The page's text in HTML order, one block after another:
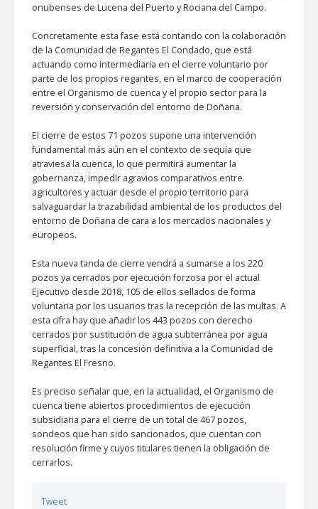
onubenses de Lucena del Puerto y Rociana del Campo.
Concretamente esta fase está contando con la colaboración
de la Comunidad de Regantes El Condado, que está
actuando como intermediaria en el cierre voluntario por
parte de los propios regantes, en el marco de cooperación
entre el Organismo de cuenca y el propio sector para la
reversión y conservación del entorno de Doñana.
El cierre de estos 71 pozos supone una intervención
fundamental más aún en el contexto de sequía que
atraviesa la cuenca, lo que permitirá aumentar la
gobernanza, impedir agravios comparativos entre
agricultores y actuar desde el propio territorio para
salvaguardar la trazabilidad ambiental de los productos del
entorno de Doñana de cara a los mercados nacionales y
europeos.
Esta nueva tanda de cierre vendrá a sumarse a los 220
pozos ya cerrados por ejecución forzosa por el actual
Ejecutivo desde 2018, 105 de ellos sellados de forma
voluntaria por los usuarios tras la recepción de las multas. A
esta cifra hay que añadir los 443 pozos con derecho
cerrados por sustitución de agua subterránea por agua
superficial, tras la concesión definitiva a la Comunidad de
Regantes El Fresno.
Es preciso señalar que, en la actualidad, el Organismo de
cuenca tiene abiertos procedimientos de ejecución
subsidiaria para el cierre de un total de 467 pozos,
sondeos que han sido sancionados, que cuentan con
resolución firme y cuyos titulares tienen la obligación de
cerrarlos.
Tweet